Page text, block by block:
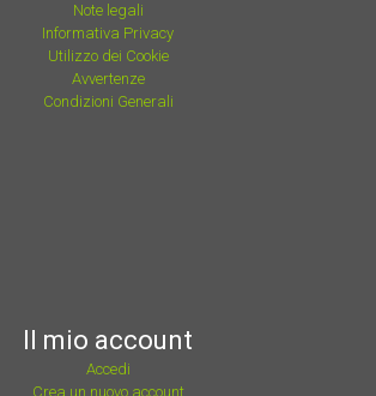
Note legali
Informativa Privacy
Utilizzo dei Cookie
Avvertenze
Condizioni Generali
Il mio account
Accedi
Crea un nuovo account